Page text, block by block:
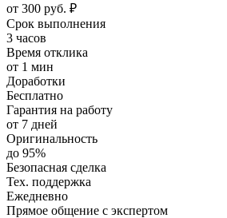
от 300 руб. ₽
Срок выполнения
3 часов
Время отклика
от 1 мин
Доработки
Бесплатно
Гарантия на работу
от 7 дней
Оригинальность
до 95%
Безопасная сделка
Тех. поддержка
Ежедневно
Прямое общение с экспертом